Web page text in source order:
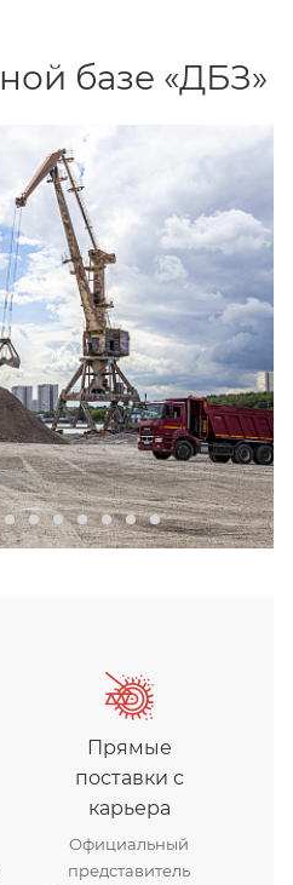
базе «ДБЗ»
Прямые
поставки с
карьера
Официальный
представитель